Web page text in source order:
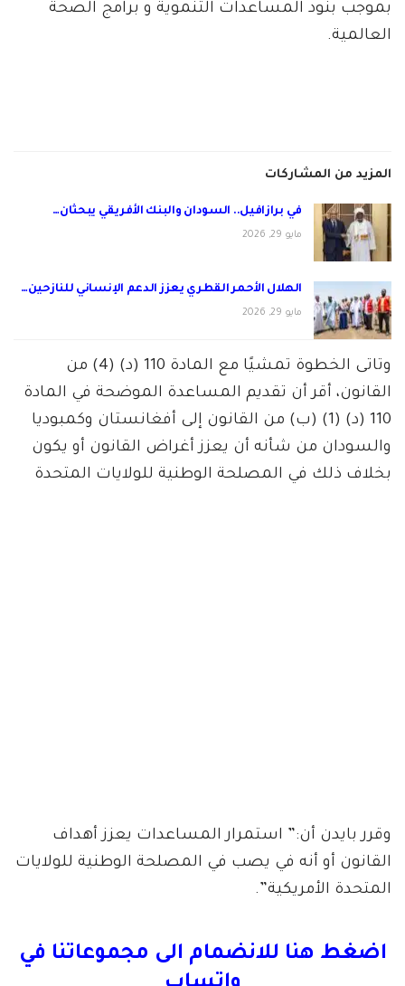
بموجب بنود المساعدات التنموية و برامج الصحة
العالمية.
المزيد من المشاركات
في برازافيل.. السودان والبنك الأفريقي يبحثان…
مايو 29, 2026
الهلال الأحمر القطري يعزز الدعم الإنساني للنازحين…
مايو 29, 2026
وتاتى الخطوة تمشيًا مع المادة 110 (د) (4) من
القانون، أقر أن تقديم المساعدة الموضحة في المادة
110 (د) (1) (ب) من القانون إلى أفغانستان وكمبوديا
والسودان من شأنه أن يعزز أغراض القانون أو يكون
بخلاف ذلك في المصلحة الوطنية للولايات المتحدة
وقرر بايدن أن:” استمرار المساعدات يعزز أهداف
القانون أو أنه في يصب في المصلحة الوطنية للولايات
المتحدة الأمريكية”.
اضغط هنا للانضمام الى مجموعاتنا في